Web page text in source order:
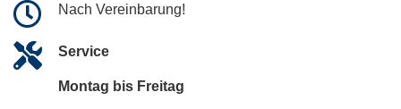
Nach Vereinbarung!
Service
Montag bis Freitag